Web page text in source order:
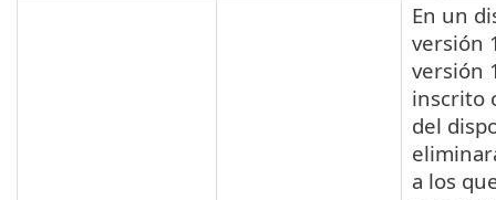
En un
versión
versión
inscrito
del
a los